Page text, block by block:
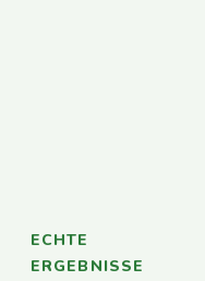
ECHTE
ERGEBNISSE